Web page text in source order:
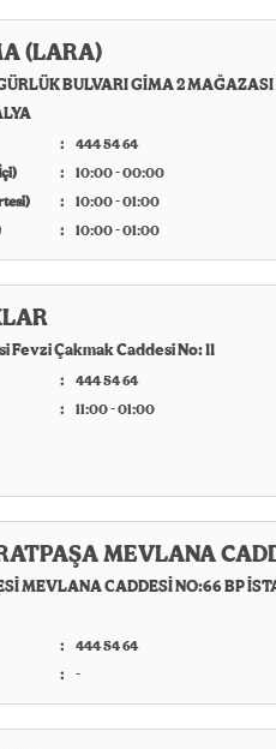
(LARA)
BULVARI GİMA 2 MAĞAZASI
444 54 64
10:00 - 00:00
10:00 - 01:00
10:00 - 01:00
Fevzi Çakmak Caddesi No: 11
444 54 64
11:00 - 01:00
MEVLANA
MEVLANA CADDESİ NO:66 BP
444 54 64
-